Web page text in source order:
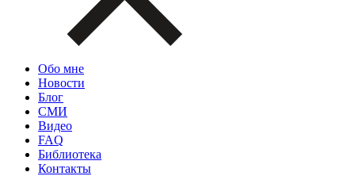
Обо мне
Новости
Блог
СМИ
Видео
FAQ
Библиотека
Контакты